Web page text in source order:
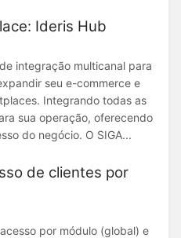
Ideris Hub
integração multicanal para
seu e-commerce e
Integrando todas as
sua operação, oferecendo
do negócio. O SIGA...
de clientes por
por módulo (global) e